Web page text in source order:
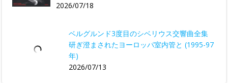
2026/07/18
ベルグルンド3度目のシベリウス交響曲全集
研ぎ澄まされたヨーロッパ室内管と (1995-97
年)
2026/07/13